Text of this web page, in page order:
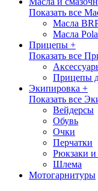
Показать все
Масла
Масла
Прицепы +
Показать все
Прицепы
Экипировка +
Показать все
Вейдерсы
Обувь
Очки
Перчатки
Рюкзаки и
Шлема
Мотогарнитуры